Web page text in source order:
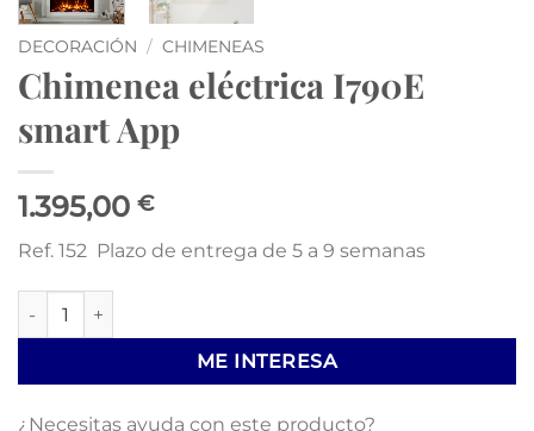
DECORACIÓN / CHIMENEAS
Chimenea eléctrica I790E
smart App
1.395,00 €
Ref. 152 Plazo de entrega de 5 a 9 semanas
Chimenea eléctrica I790E smart App cantidad
ME INTERESA
¿Necesitas ayuda con este producto?